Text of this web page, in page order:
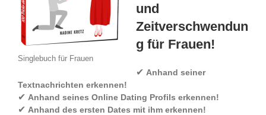
Singlebuch für Frauen
und
Zeitverschwendun
g für Frauen!
✔ Anhand seiner
Textnachrichten erkennen!
✔ Anhand seines Online Dating Profils erkennen!
✔ Anhand des ersten Dates mit ihm erkennen!